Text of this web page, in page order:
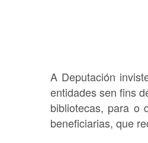
A Deputación
entidades sen fins
bibliotecas, para o
beneficiarias, que